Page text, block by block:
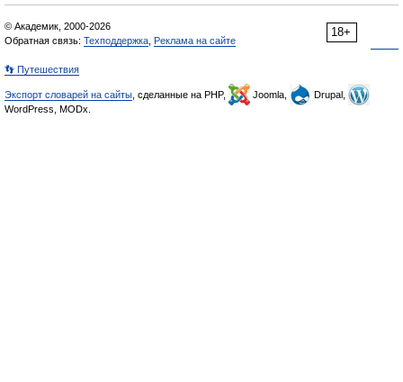
18+
© Академик, 2000-2026
Обратная связь: Техподдержка Реклама на сайте
👣 Путешествия
Экспорт словарей на сайты , сделанные на PHP, Joomla,
Drupal,
WordPress, MODx.